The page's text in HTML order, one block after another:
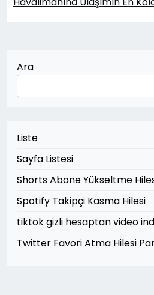
Ara
Liste
Sayfa Listesi
Shorts Abone Yükseltme
Spotify Takipçi Kasma Hilesi
tiktok gizli hesaptan video
Twitter Favori Atma Hilesi